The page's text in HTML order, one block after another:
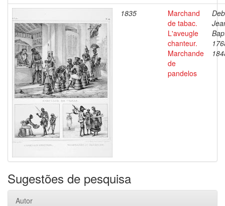
1835
Marchand
de tabac.
L'aveugle
chanteur.
Marchande
de
pandelos
Sugestões de pesquisa
Autor